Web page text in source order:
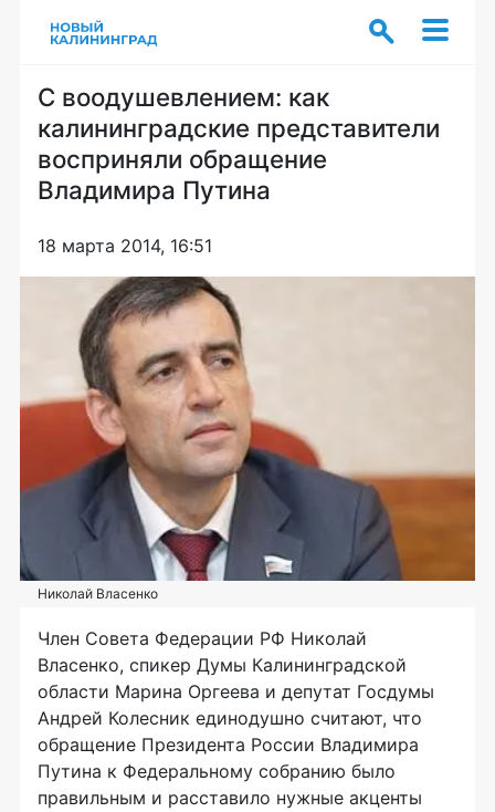
С воодушевлением: как
калининградские представители
восприняли обращение
Владимира Путина
18 марта 2014, 16:51
Николай Власенко
Член Совета Федерации РФ Николай
Власенко, спикер Думы Калининградской
области Марина Оргеева и депутат Госдумы
Андрей Колесник единодушно считают, что
обращение Президента России Владимира
Путина к Федеральному собранию было
правильным и расставило нужные акценты